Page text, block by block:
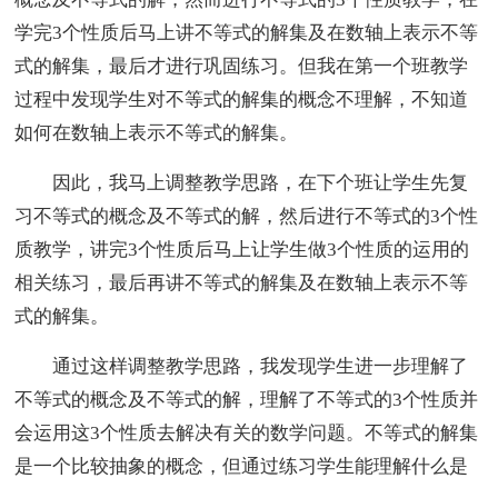
学完3个性质后马上讲不等式的解集及在数轴上表示不等
式的解集，最后才进行巩固练习。但我在第一个班教学
过程中发现学生对不等式的解集的概念不理解，不知道
如何在数轴上表示不等式的解集。
因此，我马上调整教学思路，在下个班让学生先复
习不等式的概念及不等式的解，然后进行不等式的3个性
质教学，讲完3个性质后马上让学生做3个性质的运用的
相关练习，最后再讲不等式的解集及在数轴上表示不等
式的解集。
通过这样调整教学思路，我发现学生进一步理解了
不等式的概念及不等式的解，理解了不等式的3个性质并
会运用这3个性质去解决有关的数学问题。不等式的解集
是一个比较抽象的概念，但通过练习学生能理解什么是